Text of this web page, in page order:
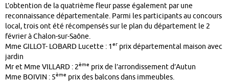
L’obtention de la quatrième fleur passe également par une
reconnaissance départementale. Parmi les participants au concours
local, trois ont été récompensés sur le plan du département le 2
février à Chalon-sur-Saône.
Mme GILLOT- LOBARD Lucette : 1er prix départemental maison avec
jardin
Mr et Mme VILLARD : 2ème prix de l’arrondissement d’Autun
Mme BOIVIN : 5ème prix des balcons dans immeubles.